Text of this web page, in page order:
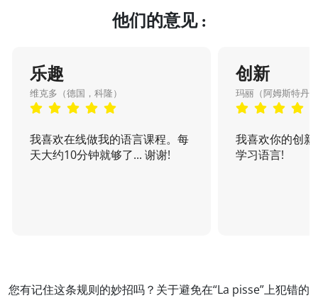
他们的意见 :
乐趣
维克多（德国，科隆）
我喜欢在线做我的语言课程。每
天大约10分钟就够了... 谢谢!
创新
玛丽（阿姆斯特丹
我喜欢你的创
学习语言!
您有记住这条规则的妙招吗？关于避免在“La pisse”上犯错的